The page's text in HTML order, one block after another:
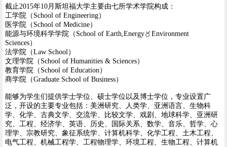
截止2015年10月斯坦福大学主要由七所学术学院构成：
工学院（School of Engineering）
医学院（School of Medicine）
能源与环境科学学院（School of Earth,Energy〥Environment
Sciences）
法学院（Law School）
文理学院（School of Humanities & Sciences）
教育学院（School of Education）
商学院（Graduate School of Business）
能够为学生们提供学士学位、硕士学位以及博士学位，专业设置广
泛，开设的主要专业包括：美洲研究、人类学、亚洲语言、生物科
学、化学、古典文学、交流学、比较文学、戏剧、地球科学、亚洲研
究、工程、经济学、英语、历史、国际关系、数学、音乐、哲学、心
理学、宗教研究、象征系统学、计算机科学、化学工程、土木工程、
电气工程、机械工程学、工程物理学、环境工程、生物工程、计算机